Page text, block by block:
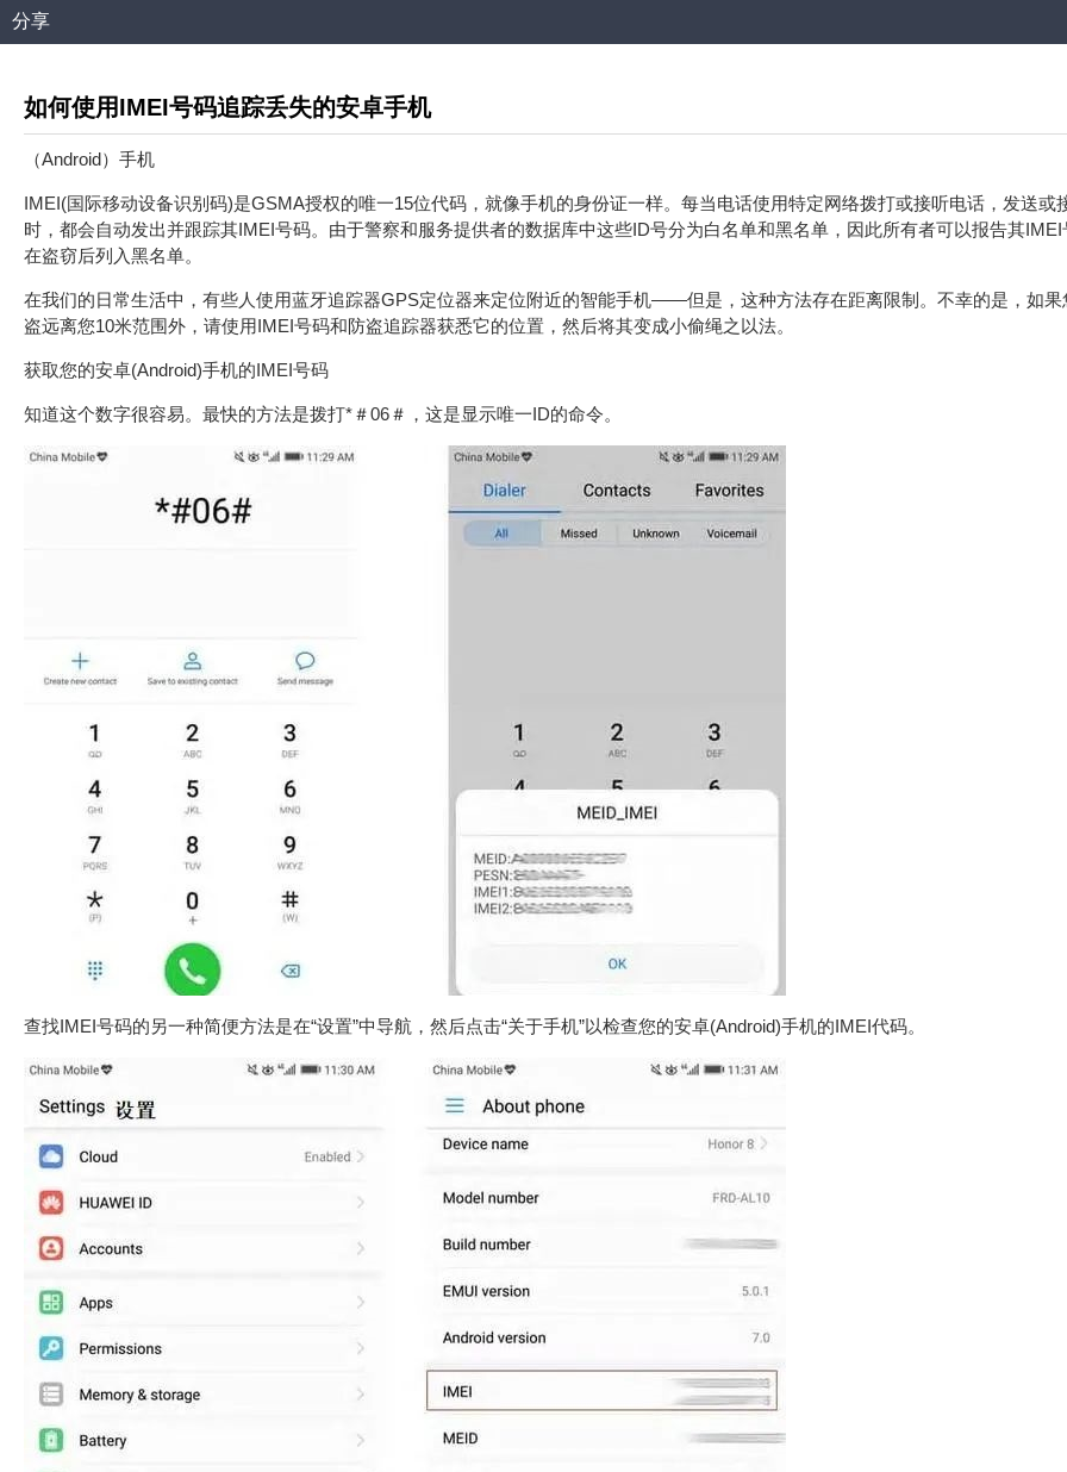
分享
如何使用IMEI号码追踪丢失的安卓手机
（Android）手机
IMEI(国际移动设备识别码)是GSMA授权的唯一15位代码，就像手机的身份证一样。每当电话使用特定网络拨打或接听电话，发送或
时，都会自动发出并跟踪其IMEI号码。由于警察和服务提供者的数据库中这些ID号分为白名单和黑名单，因此所有者可以报告其
在盗窃后列入黑名单。
在我们的日常生活中，有些人使用蓝牙追踪器GPS定位器来定位附近的智能手机——但是，这种方法存在距离限制。不幸的是，如果
盗远离您10米范围外，请使用IMEI号码和防盗追踪器获悉它的位置，然后将其变成小偷绳之以法。
获取您的安卓(Android)手机的IMEI号码
知道这个数字很容易。最快的方法是拨打*＃06＃，这是显示唯一ID的命令。
查找IMEI号码的另一种简便方法是在“设置”中导航，然后点击“关于手机”以检查您的安卓(Android)手机的IMEI代码。